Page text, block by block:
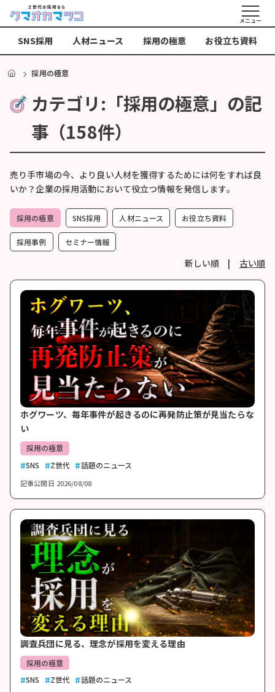
SNS採用 人材ニュース 採用の極意 お役立ち資料
メニュー
HOME採用の極意
カテゴリ:「採用の極意」の記
事（158件）
売り手市場の今、より良い人材を獲得するためには何をすれば良
いか？企業の採用活動において役立つ情報を発信します。
採用の極意 SNS採用 人材ニュース お役立ち資料
採用事例 セミナー情報
新しい順 | 古い順
ホグワーツ、毎年事件が起きるのに再発防止策が見当たらな
い
採用の極意
SNS
Z世代 話題のニュース
記事公開日 2026/08/08
調査兵団に見る、理念が採用を変える理由
採用の極意
SNS
Z世代 話題のニュース